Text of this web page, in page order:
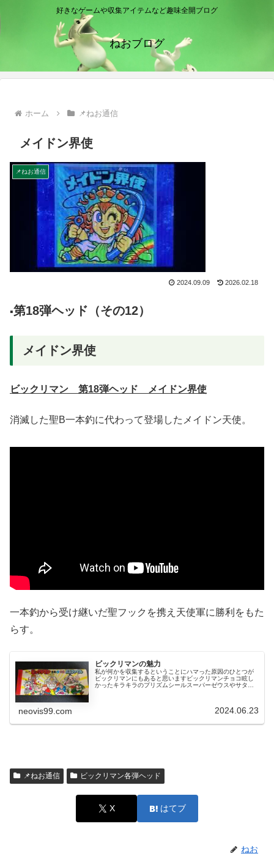
好きなゲームや収集アイテムなど趣味全開ブログ
ねおブログ
ホーム 📌ねお通信
メイドン界使
📌ねお通信
2024.09.09 2026.02.18
▪️第18弾ヘッド（その12）
メイドン界使
ビックリマン 第18弾ヘッド メイドン界使
消滅した聖B一本釣に代わって登場したメイドン天使。
一本釣から受け継いだ聖フックを携え天使軍に勝利をもた
らす。
ビックリマンの魅力
私が何かを収集するということにハマった原因のひとつが
ビックリマンにもあると思いますビックリマンチョコ眩し
かったキラキラのプリズムシールスーパーゼウスやサタン
neovis99.com 2024.06.23
📌ねお通信 ビックリマン各弾ヘッド
X はてブ
ねお